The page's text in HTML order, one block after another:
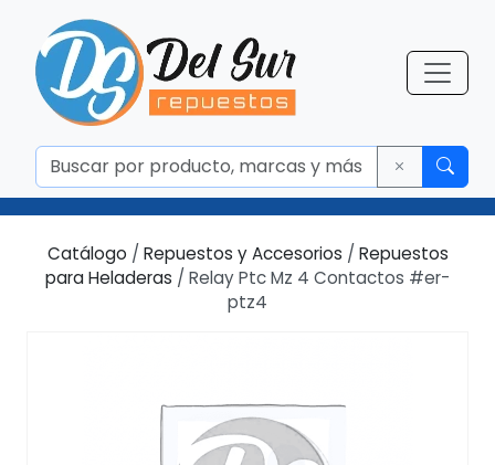
Catálogo / Repuestos y Accesorios / Repuestos
para Heladeras / Relay Ptc Mz 4 Contactos #er-
ptz4